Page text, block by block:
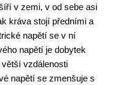
v zemi, v od sebe asi
kráva stojí předními a
napětí se v ní
napětí je dobytek
vzdálenosti
napětí se zmenšuje s